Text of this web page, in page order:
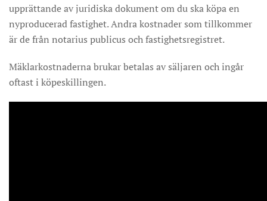
upprättande av juridiska dokument om du ska köpa en
nyproducerad fastighet. Andra kostnader som tillkommer
är de från notarius publicus och fastighetsregistret.
Mäklarkostnaderna brukar betalas av säljaren och ingår
oftast i köpeskillingen.